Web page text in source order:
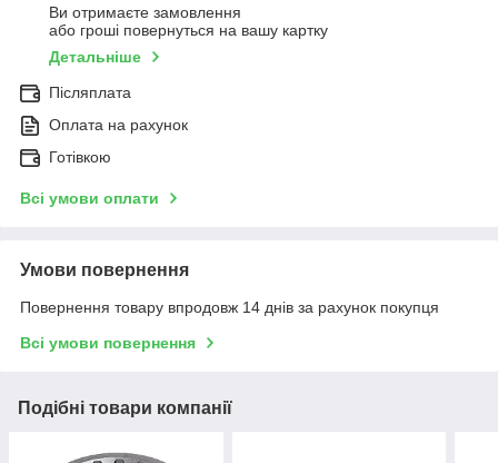
Ви отримаєте замовлення
або гроші повернуться на вашу картку
Детальніше
Післяплата
Оплата на рахунок
Готівкою
Всі умови оплати
Умови повернення
Повернення товару впродовж 14 днів за рахунок покупця
Всі умови повернення
Подібні товари компанії